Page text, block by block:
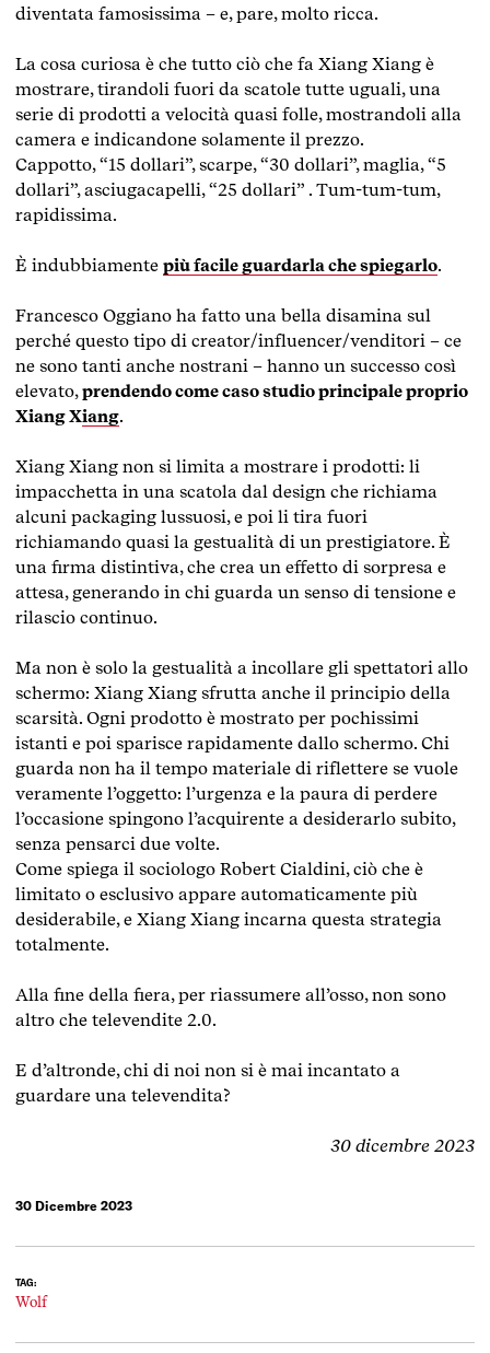
diventata famosissima – e, pare, molto ricca.
La cosa curiosa è che tutto ciò che fa Xiang Xiang è
mostrare, tirandoli fuori da scatole tutte uguali, una
serie di prodotti a velocità quasi folle, mostrandoli alla
camera e indicandone solamente il prezzo.
Cappotto, “15 dollari”, scarpe, “30 dollari”, maglia, “5
dollari”, asciugacapelli, “25 dollari” . Tum-tum-tum,
rapidissima.
È indubbiamente più facile guardarla che spiegarlo.
Francesco Oggiano ha fatto una bella disamina sul
perché questo tipo di creator/influencer/venditori – ce
ne sono tanti anche nostrani – hanno un successo così
elevato,prendendo come caso studio principale proprio
Xiang Xiang.
Xiang Xiang non si limita a mostrare i prodotti: li
impacchetta in una scatola dal design che richiama
alcuni packaging lussuosi, e poi li tira fuori
richiamando quasi la gestualità di un prestigiatore. È
una firma distintiva, che crea un effetto di sorpresa e
attesa, generando in chi guarda un senso di tensione e
rilascio continuo.
Ma non è solo la gestualità a incollare gli spettatori allo
schermo: Xiang Xiang sfrutta anche il principio della
scarsità. Ogni prodotto è mostrato per pochissimi
istanti e poi sparisce rapidamente dallo schermo. Chi
guarda non ha il tempo materiale di riflettere se vuole
veramente l’oggetto: l’urgenza e la paura di perdere
l’occasione spingono l’acquirente a desiderarlo subito,
senza pensarci due volte.
Come spiega il sociologo Robert Cialdini, ciò che è
limitato o esclusivo appare automaticamente più
desiderabile, e Xiang Xiang incarna questa strategia
totalmente.
Alla fine della fiera, per riassumere all’osso, non sono
altro che televendite 2.0.
E d’altronde, chi di noi non si è mai incantato a
guardare una televendita?
30 dicembre 2023
30 Dicembre 2023
TAG:
Wolf